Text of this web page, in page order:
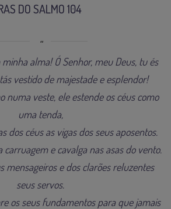
DO SALMO 104
alma! Ó Senhor, meu Deus, tu és
vestido de majestade e esplendor!
numa veste, ele estende os céus como
uma tenda,
dos céus as vigas dos seus aposentos.
carruagem e cavalga nas asas do vento.
mensageiros e dos clarões reluzentes
seus servos.
os seus fundamentos para que jamais